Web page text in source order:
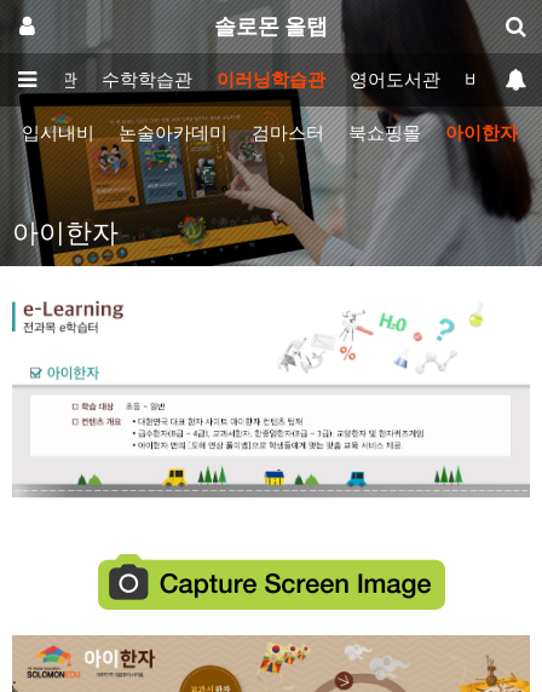
솔로몬 올탭
어학습관 수학학습관 이러닝학습관 영어도서관 바이블게
입시내비 논술아카데미 검마스터 북쇼핑몰 아이한자
아이한자